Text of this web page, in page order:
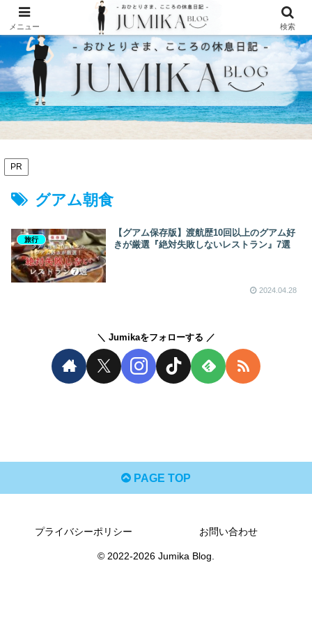
PR
グアム朝食
旅行
【グアム保存版】渡航歴10回以上のグアム好
きが厳選『絶対失敗しないレストラン』7選
2024.04.28
Jumikaをフォローする
PAGE TOP
プライバシーポリシー お問い合わせ
© 2022-2026 Jumika Blog.
メニュー 検索